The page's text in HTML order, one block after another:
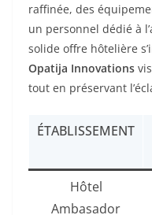
raffinée, des
un personnel dédié à
solide offre hôtelière
Opatija Innovations
tout en préservant
ÉTABLISSEMENT
Hôtel
Ambasador